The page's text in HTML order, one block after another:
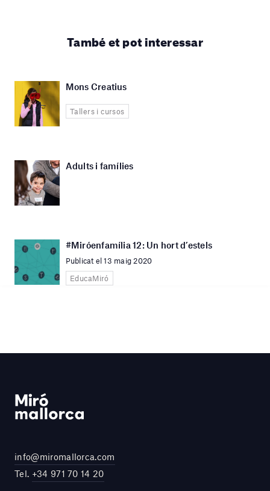
També et pot interessar
Mons Creatius
Tallers i cursos
Adults i famílies
#Miróenfamília 12: Un hort d’estels
Publicat el 13 maig 2020
EducaMiró
info@miromallorca.com
Tel. +34 971 70 14 20